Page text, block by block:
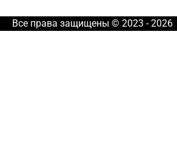
Все права защищены © 2023 -